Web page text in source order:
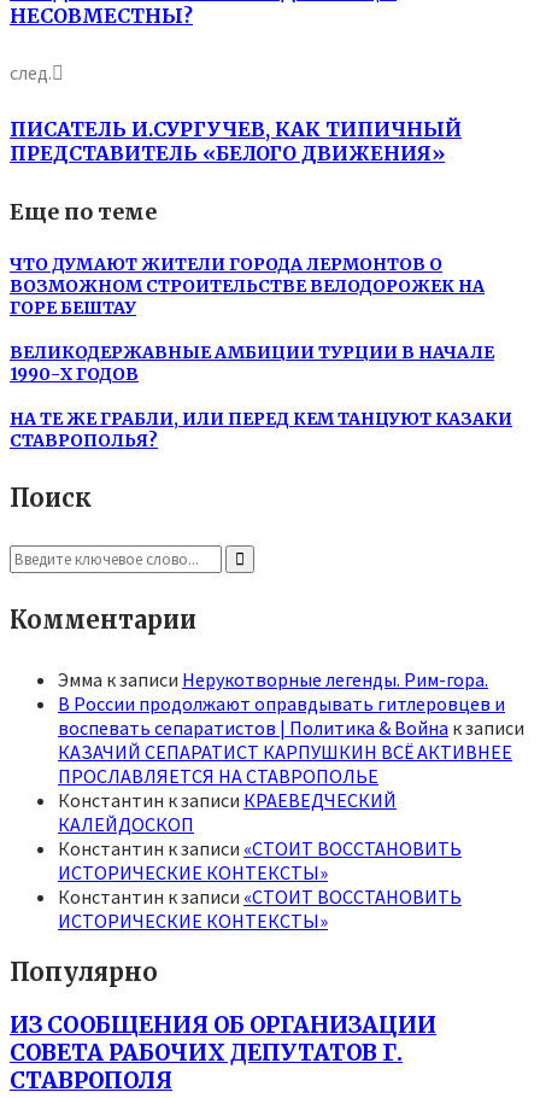
НЕСОВМЕСТНЫ?
след.
ПИСАТЕЛЬ И.СУРГУЧЕВ, КАК ТИПИЧНЫЙ
ПРЕДСТАВИТЕЛЬ «БЕЛОГО ДВИЖЕНИЯ»
Еще по теме
ЧТО ДУМАЮТ ЖИТЕЛИ ГОРОДА ЛЕРМОНТОВ О
ВОЗМОЖНОМ СТРОИТЕЛЬСТВЕ ВЕЛОДОРОЖЕК НА
ГОРЕ БЕШТАУ
ВЕЛИКОДЕРЖАВНЫЕ АМБИЦИИ ТУРЦИИ В НАЧАЛЕ
1990-Х ГОДОВ
НА ТЕ ЖЕ ГРАБЛИ, ИЛИ ПЕРЕД КЕМ ТАНЦУЮТ КАЗАКИ
СТАВРОПОЛЬЯ?
Поиск
Search
for:
Search
Комментарии
Эмма к записи Нерукотворные легенды. Рим-гора.
В России продолжают оправдывать гитлеровцев и
воспевать сепаратистов | Политика & Война к записи
КАЗАЧИЙ СЕПАРАТИСТ КАРПУШКИН ВСЁ АКТИВНЕЕ
ПРОСЛАВЛЯЕТСЯ НА СТАВРОПОЛЬЕ
Константин к записи КРАЕВЕДЧЕСКИЙ
КАЛЕЙДОСКОП
Константин к записи «СТОИТ ВОССТАНОВИТЬ
ИСТОРИЧЕСКИЕ КОНТЕКСТЫ»
Константин к записи «СТОИТ ВОССТАНОВИТЬ
ИСТОРИЧЕСКИЕ КОНТЕКСТЫ»
Популярно
ИЗ СООБЩЕНИЯ ОБ ОРГАНИЗАЦИИ
СОВЕТА РАБОЧИХ ДЕПУТАТОВ Г.
СТАВРОПОЛЯ